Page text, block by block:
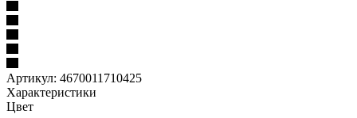
Артикул: 4670011710425
Характеристики
Цвет